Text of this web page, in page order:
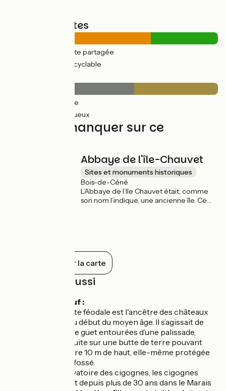
Types de routes
(68%) Route partagée
(32%) Voie cyclable
(60%) Lisse
(40%) Rugueux
À ne pas manquer sur ce
Abbaye de l'île-Chauvet
Sites et monuments historiques
Bois-de-Céné
L’Abbaye de l’Ile Chauvet était, comme
son nom l’indique, une ancienne île. Ce
après-midis de 14h à 18h (fermé le
samedi).
Tout afficher sur la carte
À découvrir aussi
Châteauneuf :
La Motte féodale est l'ancêtre des châteaux
forts du début du moyen âge. Il s’agissait de
tours de guet entourées d’une palissade,
construite sur une butte de terre pouvant
atteindre 10 m de haut, elle-même protégée
par un fossé.
Observatoire des cigognes, les cigognes
nichent depuis plus de 30 ans dans le Marais